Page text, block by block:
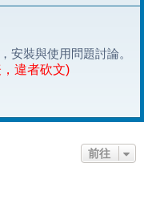
安裝與使用問題討論。
違者砍文)
前往